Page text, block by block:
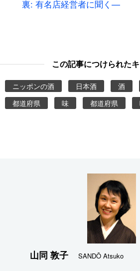
裏: 有名店経営者に聞く—
この記事につけられた
ニッポンの酒 日本酒 酒
都道府県
味 都道府県
山同 敦子 SANDŌ Atsuko